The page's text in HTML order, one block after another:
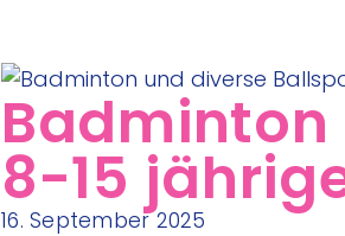
8-15
16. September 2025